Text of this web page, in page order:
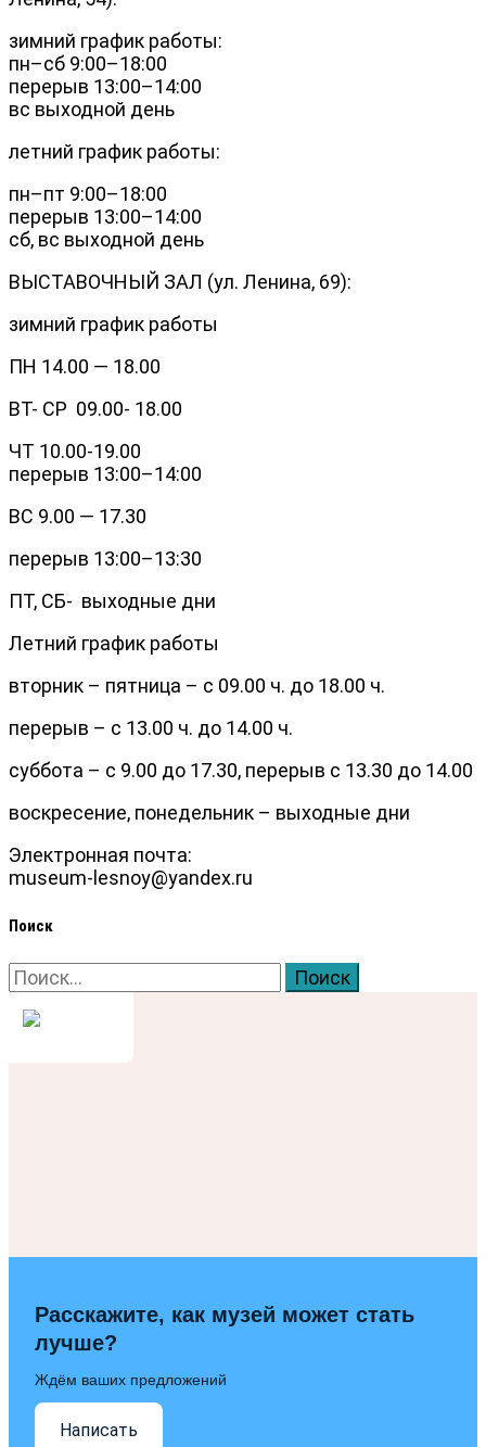
зимний график работы:
пн–сб 9:00–18:00
перерыв 13:00–14:00
вс выходной день
летний график работы:
пн–пт 9:00–18:00
перерыв 13:00–14:00
сб, вс выходной день
ВЫСТАВОЧНЫЙ ЗАЛ (ул. Ленина, 69):
зимний график работы
ПН 14.00 — 18.00
ВТ- СР 09.00- 18.00
ЧТ 10.00-19.00
перерыв 13:00–14:00
ВС 9.00 — 17.30
перерыв 13:00–13:30
ПТ, СБ- выходные дни
Летний график работы
вторник – пятница – с 09.00 ч. до 18.00 ч.
перерыв – с 13.00 ч. до 14.00 ч.
суббота – с 9.00 до 17.30, перерыв с 13.30 до 14.00
воскресение, понедельник – выходные дни
Электронная почта:
museum-lesnoy@yandex.ru
Поиск
Найти:
Расскажите, как музей может стать
лучше?
Ждём ваших предложений
Написать